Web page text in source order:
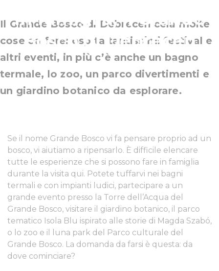
in famiglia, il Grande
Bosco di Debrecen
Il Grande Bosco di Debrecen cela molte
cose da fare: ospita tantissimi festival e
altri eventi, in più c’è anche un bagno
termale, lo zoo, un parco divertimenti e
un giardino botanico da esplorare.
Se il nome Grande Bosco vi fa pensare proprio ad un
bosco, vi aiutiamo a ripensarlo. È difficile elencare
tutte le esperienze che si possono fare in famiglia
durante la visita qui. Potete tuffarvi nei bagni
termali e con impianti ludici, partecipare a un
grande evento presso la Torre dell’Acqua del
Grande Bosco, visitare il giardino botanico, il parco
tematico Isola Blu ispirato alle storie di Magda Szabó,
o lo zoo e il luna park del Parco culturale del
Grande Bosco. La domanda da farsi è questa: da
dove cominciare?